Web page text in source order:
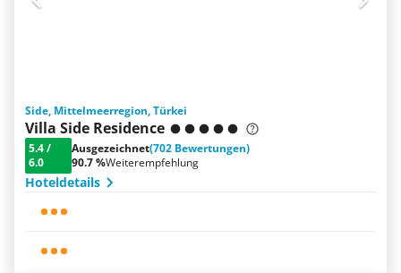
Side, Mittelmeerregion, Türkei
Villa Side Residence
5.4/
6.0
Ausgezeichnet(702 Bewertungen)
90.7 %Weiterempfehlung
Hoteldetails